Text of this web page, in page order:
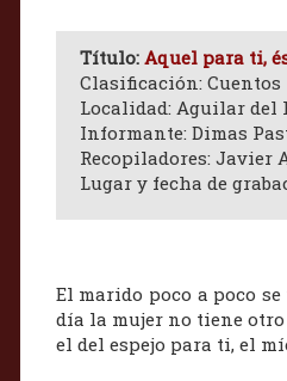
Título: Aquel para ti,
Clasificación: Cuentos
Localidad: Aguilar del
Informante: Dimas
Recopiladores: Javier
Lugar y fecha de
El marido poco a poco
día la mujer no tiene
el del espejo para ti, el